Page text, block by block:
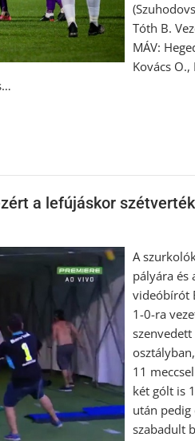
Tóth B.
MÁV:
Kovács O.,
a lefújáskor
A
pályára és
videóbírót
1-0-ra
11
két gólt is
után
szabadult